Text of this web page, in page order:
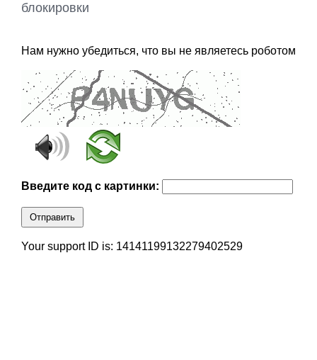
блокировки
Нам нужно убедиться, что вы не являетесь роботом
Введите код с картинки:
Отправить
Your support ID is: 14141199132279402529